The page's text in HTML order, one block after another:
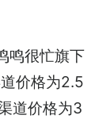
鸣很忙旗下
价格为2.5
道价格为3